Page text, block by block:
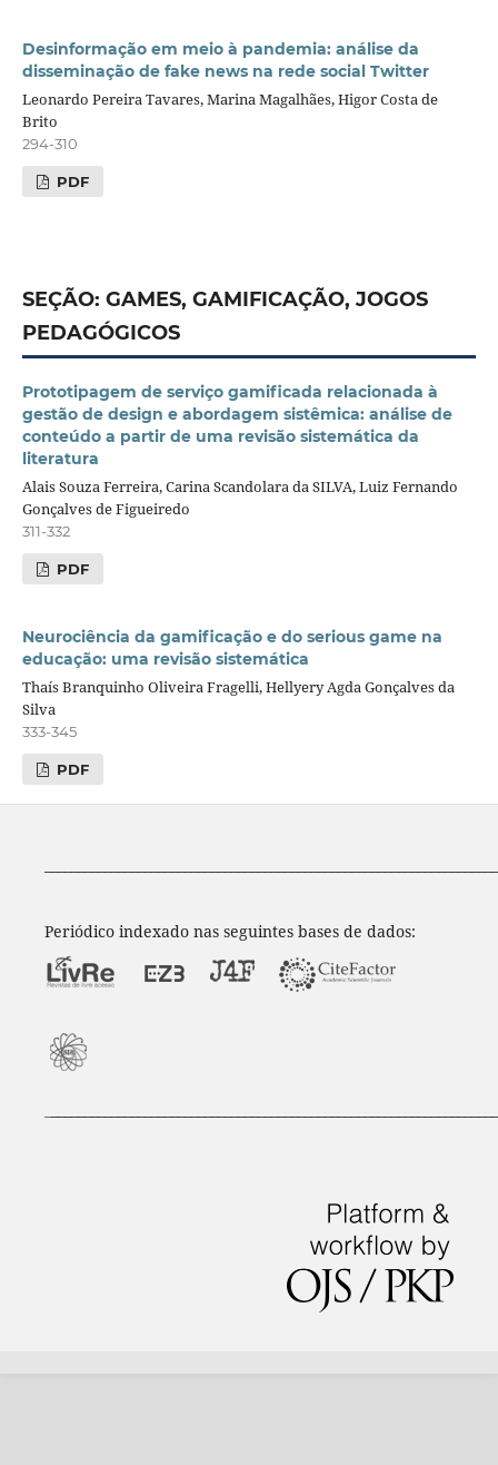
Desinformação em meio à pandemia: análise da
disseminação de fake news na rede social Twitter
Leonardo Pereira Tavares, Marina Magalhães, Higor Costa de
Brito
294-310
PDF
SEÇÃO: GAMES, GAMIFICAÇÃO, JOGOS
PEDAGÓGICOS
Prototipagem de serviço gamificada relacionada à
gestão de design e abordagem sistêmica: análise de
conteúdo a partir de uma revisão sistemática da
literatura
Alais Souza Ferreira, Carina Scandolara da SILVA, Luiz Fernando
Gonçalves de Figueiredo
311-332
PDF
Neurociência da gamificação e do serious game na
educação: uma revisão sistemática
Thaís Branquinho Oliveira Fragelli, Hellyery Agda Gonçalves da
Silva
333-345
PDF
Periódico indexado nas seguintes bases de dados: